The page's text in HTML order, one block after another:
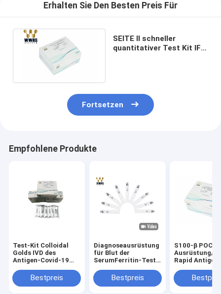
Erhalten Sie Den Besten Preis Für
SEITE II schneller
quantitativer Test Kit IFA
Fortsetzen
Empfohlene Produkte
Test-Kit Colloidal
Golds IVD des
Antigen-Covid-19
Diagnosereagens-
Kassette
Bestpreis
Diagnoseausrüstung
für Blut der
SerumFerritin-Test-
Diagnose-
Soem/ODM
Bestpreis
S100-β POCT
Ausrüstung/
Rapid Antigen
genehmigte